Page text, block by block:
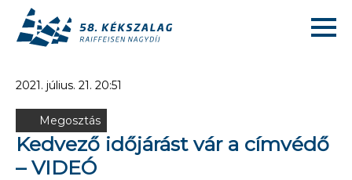
2021. július. 21. 20:51
Megosztás
Kedvező időjárást vár a címvédő
– VIDEÓ